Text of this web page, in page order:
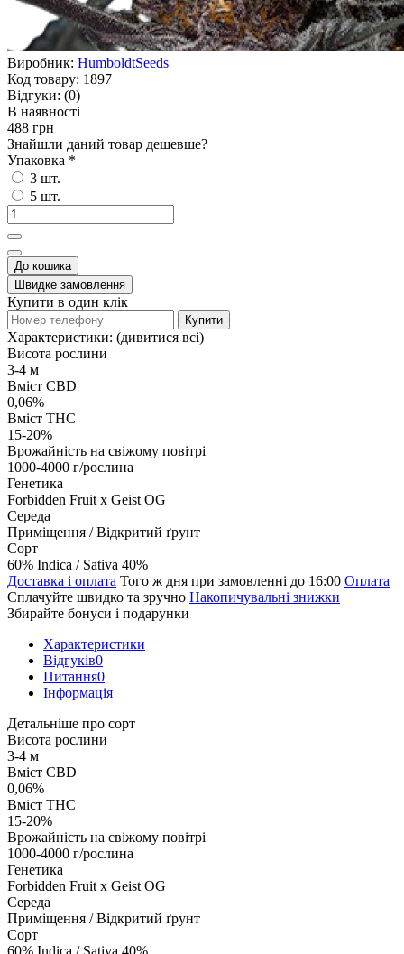
Виробник: HumboldtSeeds
Код товару: 1897
Відгуки: (0)
В наявності
488 грн
Знайшли даний товар дешевше?
Упаковка *
3 шт.
5 шт.
До кошика
Швидке замовлення
Купити в один клік
Купити
Характеристики: (дивитися всі)
Висота рослини
3-4 м
Вміст CBD
0,06%
Вміст THC
15-20%
Врожайність на свіжому повітрі
1000-4000 г/рослина
Генетика
Forbidden Fruit x Geist OG
Середа
Приміщення / Відкритий ґрунт
Сорт
60% Indica / Sativa 40%
Доставка і оплата Того ж дня при замовленні до 16:00 Оплата
Сплачуйте швидко та зручно Накопичувальні знижки
Збирайте бонуси і подарунки
Характеристики
Відгуків0
Питання0
Iнформація
Детальніше про сорт
Висота рослини
3-4 м
Вміст CBD
0,06%
Вміст THC
15-20%
Врожайність на свіжому повітрі
1000-4000 г/рослина
Генетика
Forbidden Fruit x Geist OG
Середа
Приміщення / Відкритий ґрунт
Сорт
60% Indica / Sativa 40%